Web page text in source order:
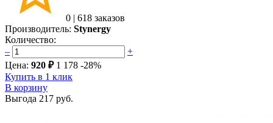
0 | 618 заказов
Производитель: Stynergy
Количество:
–
+
Цена: 920 ₽ 1 178 -28%
Купить в 1 клик
В корзину
Выгода 217 руб.